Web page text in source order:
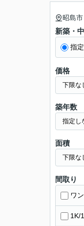
昭島市
新築・
指
価格
築年数
面積
間取り
ワ
1K/